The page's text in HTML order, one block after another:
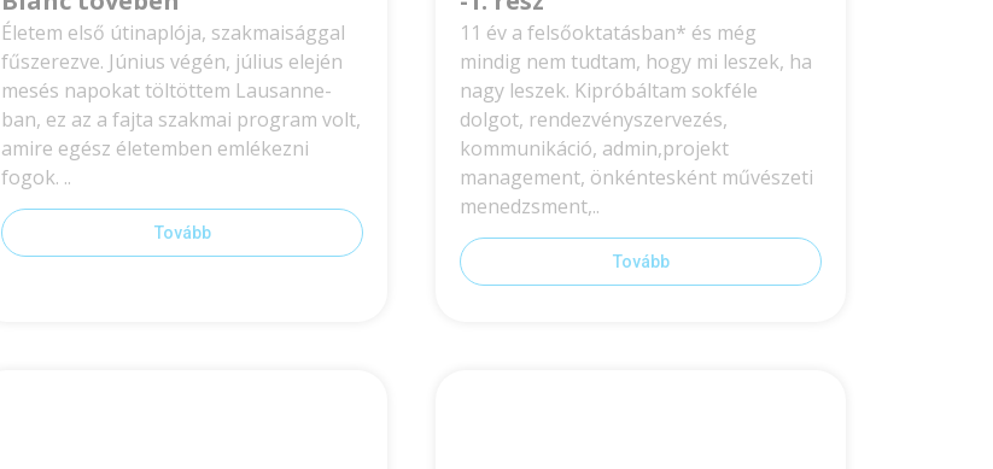
Életem első útinaplója, szakmaisággal
fűszerezve. Június végén, július elején
mesés napokat töltöttem Lausanne-
ban, ez az a fajta szakmai program volt,
amire egész életemben emlékezni
fogok. ..
Tovább
11 év a felsőoktatásban* és még
mindig nem tudtam, hogy mi leszek, ha
nagy leszek. Kipróbáltam sokféle
dolgot, rendezvényszervezés,
kommunikáció, admin,projekt
management, önkéntesként művészeti
menedzsment,..
Tovább